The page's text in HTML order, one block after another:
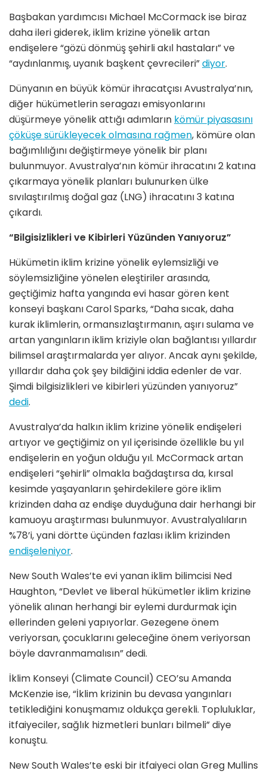
Başbakan yardımcısı Michael McCormack ise biraz
daha ileri giderek, iklim krizine yönelik artan
endişelere “gözü dönmüş şehirli akıl hastaları” ve
“aydınlanmış, uyanık başkent çevrecileri”diyor.
Dünyanın en büyük kömür ihracatçısı Avustralya’nın,
diğer hükümetlerin seragazı emisyonlarını
düşürmeye yönelik attığı adımların kömür piyasasını
çöküşe sürükleyecek olmasına rağmen, kömüre olan
bağımlılığını değiştirmeye yönelik bir planı
bulunmuyor. Avustralya’nın kömür ihracatını 2 katına
çıkarmaya yönelik planları bulunurken ülke
sıvılaştırılmış doğal gaz (LNG) ihracatını 3 katına
çıkardı.
“Bilgisizlikleri ve Kibirleri Yüzünden Yanıyoruz”
Hükümetin iklim krizine yönelik eylemsizliği ve
söylemsizliğine yönelen eleştiriler arasında,
geçtiğimiz hafta yangında evi hasar gören kent
konseyi başkanı Carol Sparks, “Daha sıcak, daha
kurak iklimlerin, ormansızlaştırmanın, aşırı sulama ve
artan yangınların iklim kriziyle olan bağlantısı yıllardır
bilimsel araştırmalarda yer alıyor. Ancak aynı şekilde,
yıllardır daha çok şey bildiğini iddia edenler de var.
Şimdi bilgisizlikleri ve kibirleri yüzünden yanıyoruz”
dedi.
Avustralya’da halkın iklim krizine yönelik endişeleri
artıyor ve geçtiğimiz on yıl içerisinde özellikle bu yıl
endişelerin en yoğun olduğu yıl. McCormack artan
endişeleri “şehirli” olmakla bağdaştırsa da, kırsal
kesimde yaşayanların şehirdekilere göre iklim
krizinden daha az endişe duyduğuna dair herhangi bir
kamuoyu araştırması bulunmuyor. Avustralyalıların
%78’i, yani dörtte üçünden fazlası iklim krizinden
endişeleniyor.
New South Wales’te evi yanan iklim bilimcisi Ned
Haughton, “Devlet ve liberal hükümetler iklim krizine
yönelik alınan herhangi bir eylemi durdurmak için
ellerinden geleni yapıyorlar. Gezegene önem
veriyorsan, çocuklarını geleceğine önem veriyorsan
böyle davranmamalısın” dedi.
İklim Konseyi (Climate Council) CEO’su Amanda
McKenzie ise, “İklim krizinin bu devasa yangınları
tetiklediğini konuşmamız oldukça gerekli. Topluluklar,
itfaiyeciler, sağlık hizmetleri bunları bilmeli” diye
konuştu.
New South Wales’te eski bir itfaiyeci olan Greg Mullins